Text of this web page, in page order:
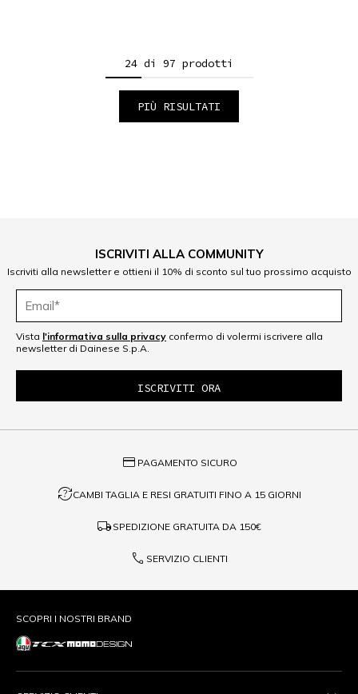
24 di 97 prodotti
PIÙ RISULTATI
ISCRIVITI ALLA COMMUNITY
Iscriviti alla newsletter e ottieni il 10% di sconto sul tuo prossimo acquisto
Vista l'informativa sulla privacy confermo di volermi iscrivere alla
newsletter di Dainese S.p.A.
credit_card PAGAMENTO SICURO
question_exchangeCAMBI TAGLIA E RESI GRATUITI FINO A 15 GIORNI
local_shipping SPEDIZIONE GRATUITA DA 150€
phone SERVIZIO CLIENTI
SCOPRI I NOSTRI BRAND